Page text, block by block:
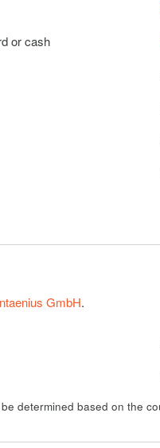
or cash
GmbH.
determined based on the